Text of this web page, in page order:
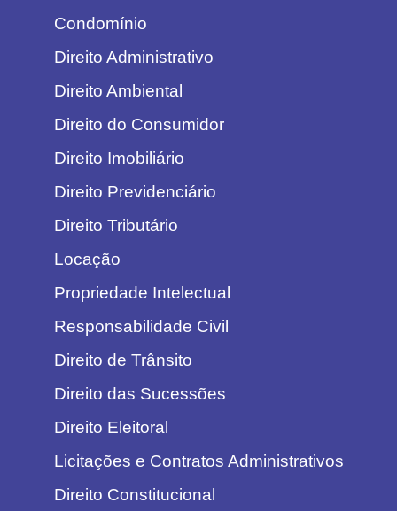
Condomínio
Direito Administrativo
Direito Ambiental
Direito do Consumidor
Direito Imobiliário
Direito Previdenciário
Direito Tributário
Locação
Propriedade Intelectual
Responsabilidade Civil
Direito de Trânsito
Direito das Sucessões
Direito Eleitoral
Licitações e Contratos Administrativos
Direito Constitucional